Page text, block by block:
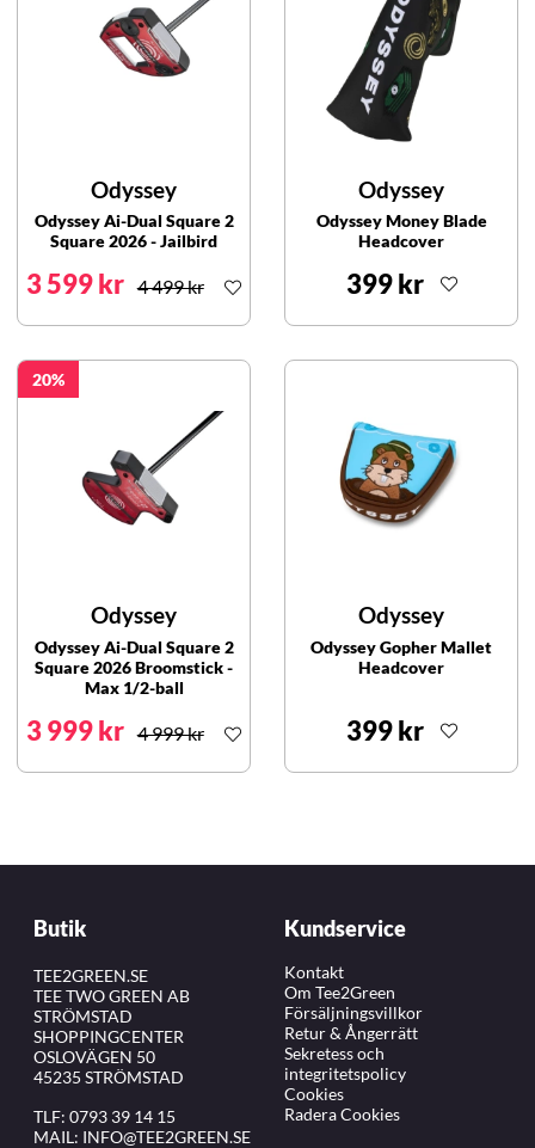
Odyssey
Odyssey Ai-Dual Square 2
Square 2026 - Jailbird
3 599 kr 4 499 kr
Odyssey
Odyssey Money Blade
Headcover
399 kr
20
Odyssey
Odyssey Ai-Dual Square 2
Square 2026 Broomstick -
Max 1/2-ball
3 999 kr 4 999 kr
Odyssey
Odyssey Gopher Mallet
Headcover
399 kr
Butik
TEE2GREEN.SE
TEE TWO GREEN AB
STRÖMSTAD
SHOPPINGCENTER
OSLOVÄGEN 50
45235 STRÖMSTAD
TLF: 0793 39 14 15
MAIL: INFO@TEE2GREEN.SE
Kundservice
Kontakt
Om Tee2Green
Försäljningsvillkor
Retur & Ångerrätt
Sekretess och
integritetspolicy
Cookies
Radera Cookies